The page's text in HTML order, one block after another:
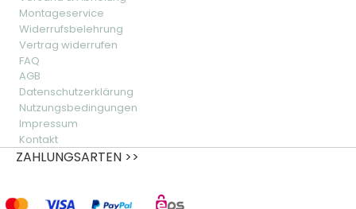
Montageservice
Widerrufsbelehrung
Vertrag widerrufen
FAQ
AGB
Datenschutzerklärung
Nutzungsbedingungen
Impressum
Kontakt
ZAHLUNGSARTEN >>